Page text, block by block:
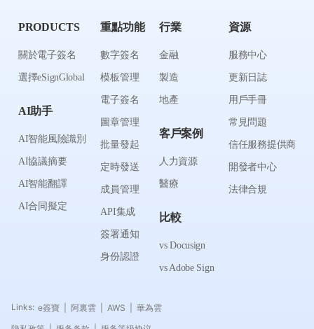
PRODUCTS
關於電子簽名
選擇eSignGlobal
AI助手
AI智能風險識別
AI協議摘要
AI智能翻譯
AI合同擬定
重點功能
數字簽名
模板管理
電子簽名
圖章管理
批量發起
定時發送
成員管理
API集成
簽署通知
身份認證
行業
金融
製造
地產
客戶案例
人力資源
醫療
比較
vs Docusign
vs Adobe Sign
資源
服務中心
更新日誌
用戶手冊
常見問題
信任服務提供商
開發者中心
法律合規
Links: e簽寶 阿裏雲 AWS
華為雲